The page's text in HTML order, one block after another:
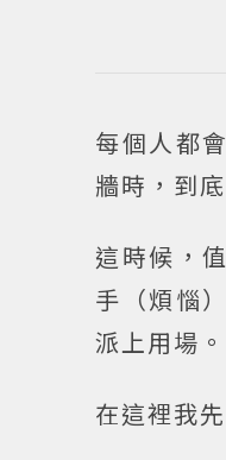
每個人都
牆時，到
這時候，
手（煩惱
派上用場。
在這裡我